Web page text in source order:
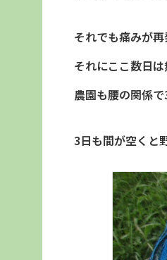
それでも痛みが
それにここ数日
農園も腰の関係
3日も間が空くと